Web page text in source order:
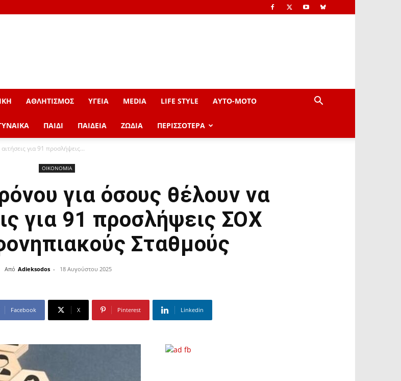
ΑΘΛΗΤΙΣΜΟΣ ΥΓΕΙΑ MEDIA LIFE STYLE AYTO-ΜOTO
ΠΑΙΔΙ ΠΑΙΔΕΙΑ ΖΩΔΙΑ ΠΕΡΙΣΣΟΤΕΡΑ
για 91 προσλήψεις...
ΟΙΚΟΝΟΜΙΑ
για όσους θέλουν να
για 91 προσλήψεις ΣΟΧ
Σταθμούς
Από Adieksodos - 18 Αυγούστου 2025
Facebook X Pinterest Linkedin